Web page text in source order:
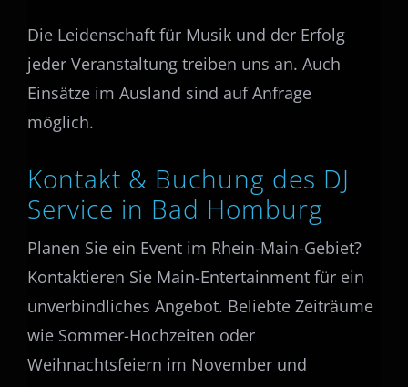
Die Leidenschaft für Musik und der Erfolg
jeder Veranstaltung treiben uns an. Auch
Einsätze im Ausland sind auf Anfrage
möglich.
Kontakt & Buchung des DJ
Service in Bad Homburg
Planen Sie ein Event im Rhein-Main-Gebiet?
Kontaktieren Sie Main-Entertainment für ein
unverbindliches Angebot. Beliebte Zeiträume
wie Sommer-Hochzeiten oder
Weihnachtsfeiern im November und